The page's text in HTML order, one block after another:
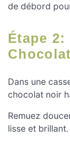
de débord
Étape 2: Faire Fondre Le
Dans une
chocolat noir
Remuez
lisse et brillant.